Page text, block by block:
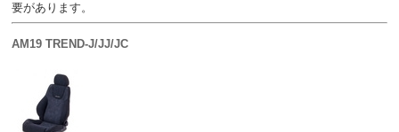
要があります。
AM19 TREND-J/JJ/JC